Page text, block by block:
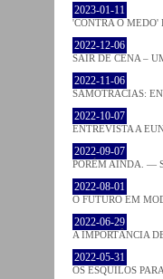
2023-01-11
'CONTRA O MEDO'
2022-12-06
SAIR DE CENA –
2022-11-06
SAMOTRACIAS:
2022-10-07
ENTREVISTA A
2022-09-07
PORÉM AINDA. —
2022-08-01
O FUTURO EM
2022-06-29
A IMPORTÂNCIA
2022-05-31
OS ESQUILOS